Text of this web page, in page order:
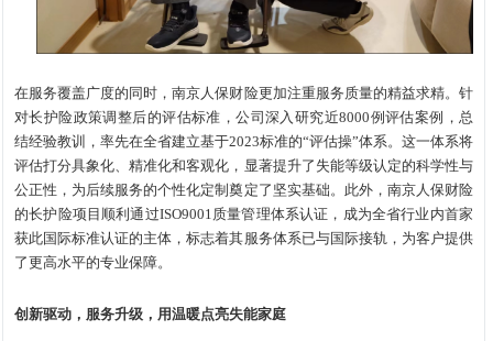
在服务覆盖广度的同时，南京人保财险更加注重服务质量的精益求精。针
对长护险政策调整后的评估标准，公司深入研究近8000例评估案例，总
结经验教训，率先在全省建立基于2023标准的“评估操”体系。这一体系将
评估打分具象化、精准化和客观化，显著提升了失能等级认定的科学性与
公正性，为后续服务的个性化定制奠定了坚实基础。此外，南京人保财险
的长护险项目顺利通过ISO9001质量管理体系认证，成为全省行业内首家
获此国际标准认证的主体，标志着其服务体系已与国际接轨，为客户提供
了更高水平的专业保障。
创新驱动，服务升级，用温暖点亮失能家庭